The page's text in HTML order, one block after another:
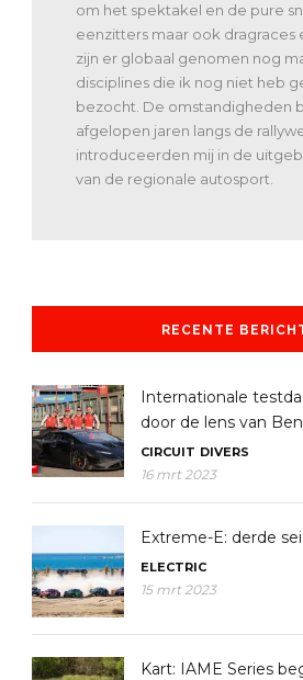
om het spektakel en de pure
eenzitters maar ook dragraces
zijn er globaal genomen nog
disciplines die ik nog niet heb
bezocht. De omstandigheden
afgelopen jaren langs de
introduceerden mij in de
van de regionale autosport.
RECENTE
Internationale
door de lens van
CIRCUIT DIVERS
16 mrt 2023
Extreme-E: derde
ELECTRIC
15 mrt 2023
Kart: IAME Series